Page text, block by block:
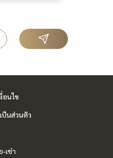
อนไข
ป็นส่วนตัว
-เช่า